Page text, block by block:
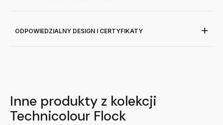
ODPOWIEDZIALNY DESIGN I CERTYFIKATY
Inne produkty z kolekcji
Technicolour Flock